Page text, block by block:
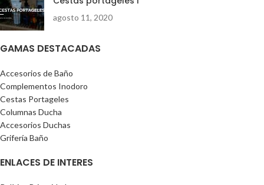
agosto 11, 2020
GAMAS DESTACADAS
Accesorios de Baño
Complementos Inodoro
Cestas Portageles
Columnas Ducha
Accesorios Duchas
Grifería Baño
ENLACES DE INTERES